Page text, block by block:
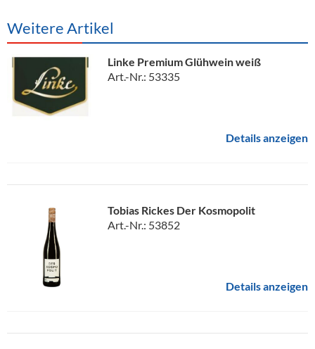
Weitere Artikel
Linke Premium Glühwein weiß
Art.-Nr.: 53335
Details anzeigen
Tobias Rickes Der Kosmopolit
Art.-Nr.: 53852
Details anzeigen